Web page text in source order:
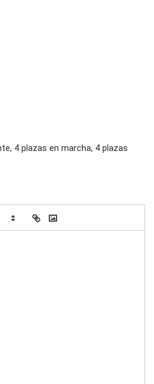
4 plazas en marcha, 4 plazas